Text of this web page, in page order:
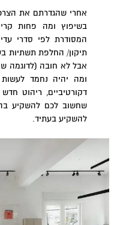
אחרי שהגדרתם את
בשיפוץ ומה פחות
המסודרת לפי סדרי
תיקון/ החלפת תשתיות
אבל לא חובה (לדוגמה
ומה יהיה נחמד
דקורטיביים, ריהוט
שחשוב לכם להשקיע
להשקיע בעתיד.